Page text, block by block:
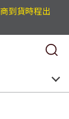
到貨時程出